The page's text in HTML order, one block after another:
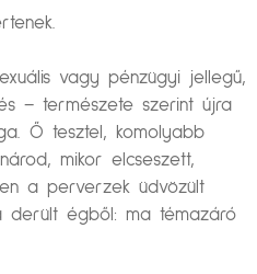
vagy pénzügyi jellegű,
– természete szerint újra
Ő tesztel, komolyabb
mikor elcseszett,
a perverzek üdvözült
derült égből: ma témazáró